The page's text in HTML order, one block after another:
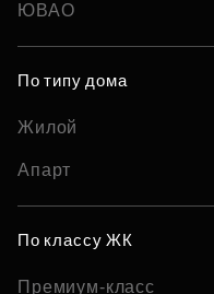
ЮВАО
По типу дома
Жилой
Апарт
По классу ЖК
Премиум-класс